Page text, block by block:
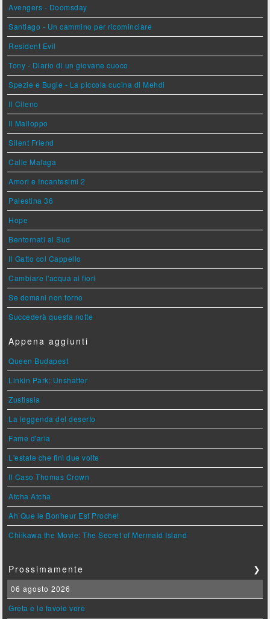
Avengers - Doomsday
Santiago - Un cammino per ricominciare
Resident Evil
Tony - Diario di un giovane cuoco
Spezie e Bugie - La piccola cucina di Mehdi
Il Cileno
Il Malloppo
Silent Friend
Calle Malaga
Amori e Incantesimi 2
Palestina 36
Hope
Bentornati al Sud
Il Gatto col Cappello
Cambiare l'acqua ai fiori
Se domani non torno
Succederà questa notte
Appena aggiunti
Queen Budapest
Linkin Park: Unshatter
Zustissia
La leggenda del deserto
Fame d'aria
L'estate che finì due volte
Il Caso Thomas Crown
Atcha Atcha
Ah Que le Bonheur Est Proche!
Chiikawa the Movie: The Secret of Mermaid Island
Prossimamente ❯
06 agosto 2026
Greta e le favole vere